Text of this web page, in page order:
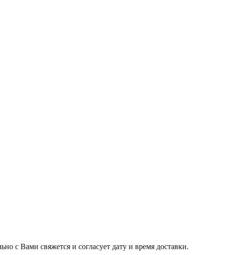
с Вами свяжется и согласует дату и время доставки.